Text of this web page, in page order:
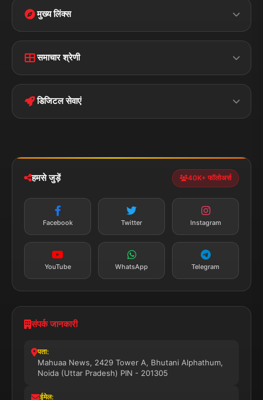
मुख्य लिंक्स
Disclaimer
Terms &
Privacy Policy
समाचार श्रेणी
पॉलिटिकल झारखण्ड
डिजिटल सेवाएं
न्यूज़ अलर्ट
तत्काल अपडेट
सब्सक्राइब करें
हमसे जुड़ें 40K+ फॉलोअर्स
Facebook Twitter Instagram
YouTube WhatsApp Telegram
संपर्क जानकारी
पता:
Mahuaa News, 2429 Tower A, Bhutani Alphathum,
Noida (Uttar Pradesh) PIN - 201305
ईमेल: